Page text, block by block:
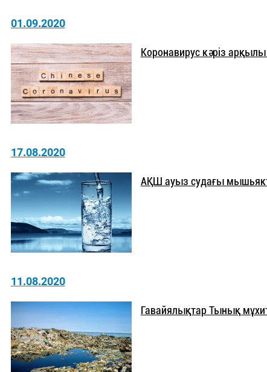
01.09.2020
Коронавирус кәріз
17.08.2020
АҚШ ауыз судағы
11.08.2020
Гавайялықтар Тынық